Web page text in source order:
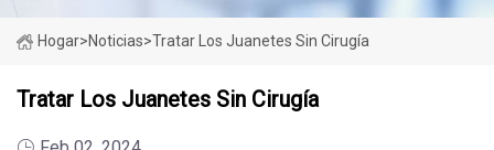
Hogar>Noticias>Tratar Los Juanetes Sin Cirugía
Tratar Los Juanetes Sin Cirugía